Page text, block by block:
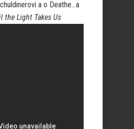
a o Deathe…a
the Light Takes Us